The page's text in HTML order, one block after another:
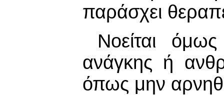
παράσχει
Νοείται
ανάγκης ή
όπως μην